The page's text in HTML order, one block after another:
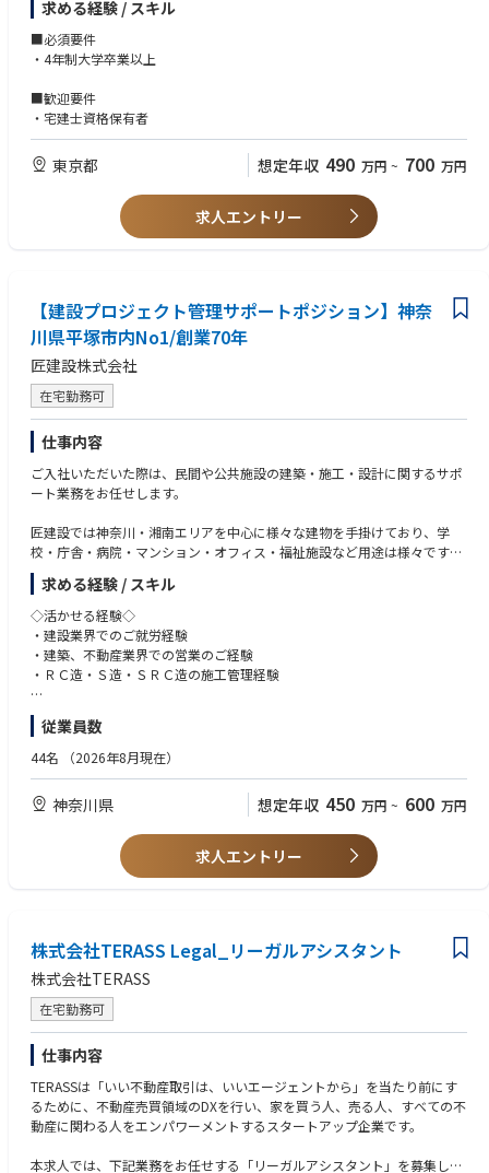
スター申請対応）
・予算作成及び予実管理
・各種稟議書、報告書作成業務
・部内総務庶務全般 など
※将来的に他部署へのジョブローテーションの可能性があります。
求める経験 / スキル
■必須要件
・4年制大学卒業以上
■歓迎要件
・宅建士資格保有者
東京都 想定年収 490 万円 ~ 700 万円
求人エントリー
【建設プロジェクト管理サポートポジション】神奈
川県平塚市内No1/創業70年
匠建設株式会社
在宅勤務可
仕事内容
ご入社いただいた際は、民間や公共施設の建築・施工・設計に関するサポ
ート業務をお任せします。
匠建設では神奈川・湘南エリアを中心に様々な建物を手掛けており、学
校・庁舎・病院・マンション・オフィス・福祉施設など用途は様々です。
（官公庁物件30%、民間物件70%）
建築一式工事の施工を中心とした総合建設業で商圏として、平塚地区をは
じめ、神奈川県内での施工を行っております。神奈川県および平塚市内に
て、建築一式でAランクを取得しております。
◆物件詳細
医療・福祉施設、公共施設、住宅、商業施設、特殊建築、工場・社屋、土
◆具体的な仕事内容
主に建設施工管理の方のサポートとなります。
・写真の整理…現場担当者が撮影した写真を提出用に整理します。
…法改正に伴い書類が増加に対応＋自主的検査の書類整理
・各種検査資料作成…是正指示書の作成
求める経験 / スキル
◇活かせる経験◇
・建設業界でのご就労経験
・建築、不動産業界での営業のご経験
・ＲＣ造・Ｓ造・ＳＲＣ造の施工管理経験
◇こんな方も歓迎します◇
・仕事もプライベートも充実させたい方
・安定した環境で長く働きたい方
従業員数
44名 （2026年8月現在）
神奈川県 想定年収 450 万円 ~ 600 万円
求人エントリー
株式会社TERASS Legal_リーガルアシスタント
株式会社TERASS
在宅勤務可
仕事内容
TERASSは「いい不動産取引は、いいエージェントから」を当たり前にす
るために、不動産売買領域のDXを行い、家を買う人、売る人、すべての不
動産に関わる人をエンパワーメントするスタートアップ企業です。
本求人では、下記業務をお任せする「リーガルアシスタント」を募集しま